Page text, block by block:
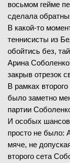
восьмом гейме
сделала
В какой-то
теннисисты из
обойтись без,
Арина
закрыв отрезок
В рамках
было заметно
партии
И особых
просто не было:
мяче, не
второго сета